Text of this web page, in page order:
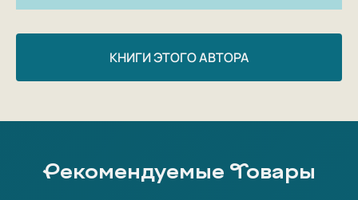
КНИГИ ЭТОГО АВТОРА
Рекомендуемые Товары